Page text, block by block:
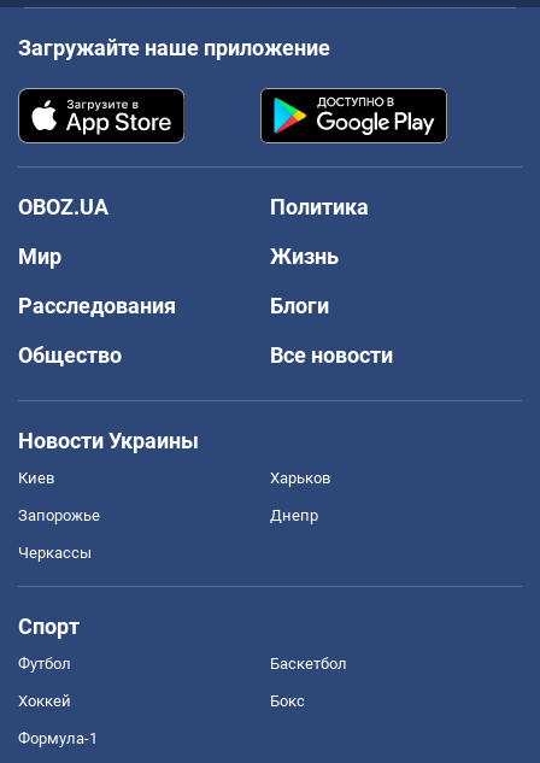
Загружайте наше приложение
OBOZ.UA
Политика
Мир
Жизнь
Расследования
Блоги
Общество
Все новости
Новости Украины
Киев Харьков
Запорожье Днепр
Черкассы
Спорт
Футбол Баскетбол
Хоккей Бокс
Формула-1